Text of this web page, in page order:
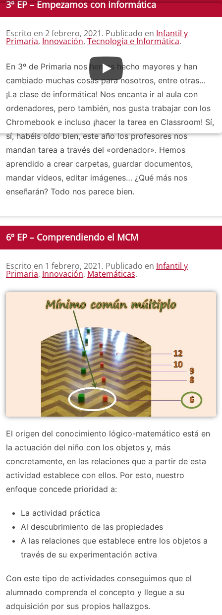
3º EP – Empezamos con Informática
Escrito en 2 febrero, 2021. Publicado en Infantil y
Primaria, Innovación, Tecnología e Informática.
En 3º de Primaria nos hemos hecho mayores y han
cambiado muchas cosas para nosotros, entre otras…
¡La clase de informática! Nos encanta ir al aula con
ordenadores, pero también, nos gusta trabajar con los
Chromebook e incluso ¡hacer la tarea en Classroom! Sí,
sí, habéis oído bien, este año los profesores nos
mandan tarea a través del «ordenador». Hemos
aprendido a crear carpetas, guardar documentos,
mandar videos, editar imágenes… ¿Qué más nos
enseñarán? Todo nos parece bien.
6º EP – Comprendiendo el MCM
Escrito en 1 febrero, 2021. Publicado en Infantil y
Primaria, Innovación, Matemáticas.
El origen del conocimiento lógico-matemático está en
la actuación del niño con los objetos y, más
concretamente, en las relaciones que a partir de esta
actividad establece con ellos. Por esto, nuestro
enfoque concede prioridad a:
La actividad práctica
Al descubrimiento de las propiedades
A las relaciones que establece entre los objetos a
través de su experimentación activa
Con este tipo de actividades conseguimos que el
alumnado comprenda el concepto y llegue a su
adquisición por sus propios hallazgos.